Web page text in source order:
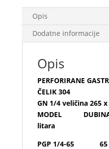
Opis
Dodatne informacije
Opis
PERFORIRANE
ČELIK 304
GN 1/4 veličina 265
MODEL DUBINA
litara
PGP 1/4-65